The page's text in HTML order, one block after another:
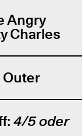
Angry
Charles
Outer
4/5 oder